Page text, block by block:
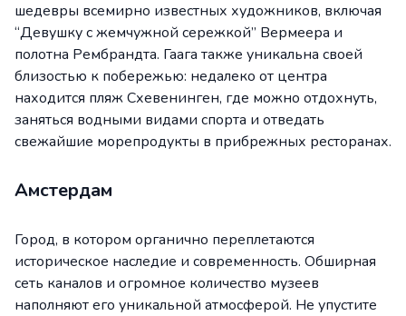
шедевры всемирно известных художников, включая
“Девушку с жемчужной сережкой” Вермеера и
полотна Рембрандта. Гаага также уникальна своей
близостью к побережью: недалеко от центра
находится пляж Схевенинген, где можно отдохнуть,
заняться водными видами спорта и отведать
свежайшие морепродукты в прибрежных ресторанах.
Амстердам
Город, в котором органично переплетаются
историческое наследие и современность. Обширная
сеть каналов и огромное количество музеев
наполняют его уникальной атмосферой. Не упустите